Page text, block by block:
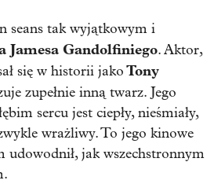
seans tak wyjątkowym i
Jamesa Gandolfiniego. Aktor,
się w historii jakoTony
zupełnie inną twarz. Jego
sercu jest ciepły, nieśmiały,
wrażliwy. To jego kinowe
udowodnił, jak wszechstronnym